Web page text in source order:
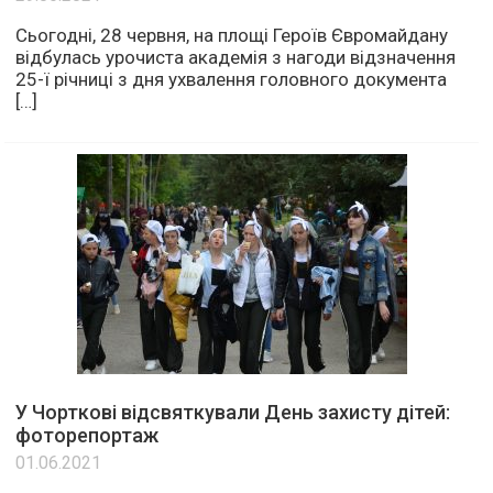
Сьогодні, 28 червня, на площі Героїв Євромайдану
відбулась урочиста академія з нагоди відзначення
25-ї річниці з дня ухвалення головного документа
[…]
У Чорткові відсвяткували День захисту дітей:
фоторепортаж
01.06.2021